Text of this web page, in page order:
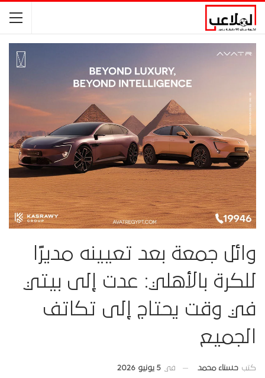
وائل جمعة بعد تعيينه مديرًا
للكرة بالأهلي: عدت إلى بيتي
في وقت يحتاج إلى تكاتف
الجميع
كتب حسناء محمد في 5 يونيو 2026